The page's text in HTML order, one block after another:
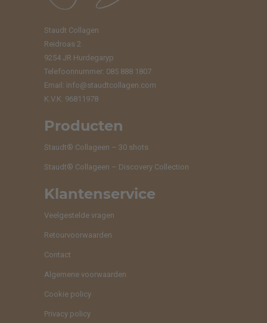
Staudt Collagen
Reidroas 2
9254 JR Hurdegaryp
Telefoonnummer: 085 888 1807
Email: info@staudtcollagen.com
K.V.K. 96811978
Producten
Staudt® Collageen – 30 shots
Staudt® Collageen – Discovery Collection
Klantenservice
Veelgestelde vragen
Retourvoorwaarden
Contact
Algemene voorwaarden
Cookie policy
Privacy policy